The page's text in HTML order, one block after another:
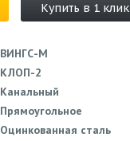
Купить в 1 клик
ВИНГС-М
КЛОП-2
Канальный
Прямоугольное
Оцинкованная сталь